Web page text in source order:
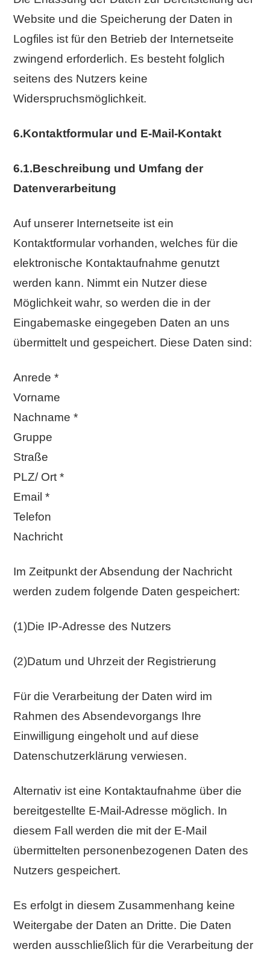
Website und die Speicherung der Daten in
Logfiles ist für den Betrieb der Internetseite
zwingend erforderlich. Es besteht folglich
seitens des Nutzers keine
Widerspruchsmöglichkeit.
6.Kontaktformular und E-Mail-Kontakt
6.1.Beschreibung und Umfang der
Datenverarbeitung
Auf unserer Internetseite ist ein
Kontaktformular vorhanden, welches für die
elektronische Kontaktaufnahme genutzt
werden kann. Nimmt ein Nutzer diese
Möglichkeit wahr, so werden die in der
Eingabemaske eingegeben Daten an uns
übermittelt und gespeichert. Diese Daten sind:
Anrede *
Vorname
Nachname *
Gruppe
Straße
PLZ/ Ort *
Email *
Telefon
Nachricht
Im Zeitpunkt der Absendung der Nachricht
werden zudem folgende Daten gespeichert:
(1)Die IP-Adresse des Nutzers
(2)Datum und Uhrzeit der Registrierung
Für die Verarbeitung der Daten wird im
Rahmen des Absendevorgangs Ihre
Einwilligung eingeholt und auf diese
Datenschutzerklärung verwiesen.
Alternativ ist eine Kontaktaufnahme über die
bereitgestellte E-Mail-Adresse möglich. In
diesem Fall werden die mit der E-Mail
übermittelten personenbezogenen Daten des
Nutzers gespeichert.
Es erfolgt in diesem Zusammenhang keine
Weitergabe der Daten an Dritte. Die Daten
werden ausschließlich für die Verarbeitung der